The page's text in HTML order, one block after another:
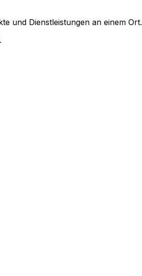
und Dienstleistungen an einem Ort.